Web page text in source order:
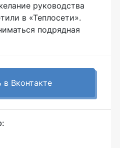
руководства
в «Теплосети».
подрядная
в Вконтакте